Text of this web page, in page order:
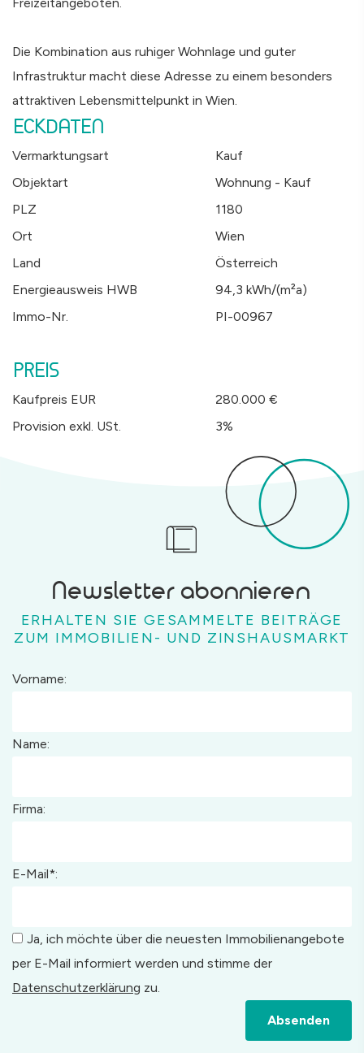
ECKDATEN
Vermarktungsart
Kauf
Objektart
Wohnung - Kauf
PLZ
1180
Ort
Wien
Land
Österreich
Energieausweis HWB
94,3 kWh/(m²a)
Immo-Nr.
PI-00967
PREIS
Kaufpreis EUR
280.000 €
Provision exkl. USt.
3%
Die Kombination aus ruhiger Wohnlage und guter
Infrastruktur macht diese Adresse zu einem besonders
attraktiven Lebensmittelpunkt in Wien.
Newsletter abonnieren
ERHALTEN SIE GESAMMELTE BEITRÄGE
ZUM IMMOBILIEN- UND ZINSHAUSMARKT
Vorname:
Name:
Firma:
E-Mail*:
Ja, ich möchte über die neuesten Immobilienangebote
per E-Mail informiert werden und stimme der
Datenschutzerklärung zu.
Absenden